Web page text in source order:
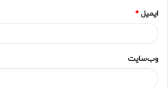
ایمیل*
وب‌سایت